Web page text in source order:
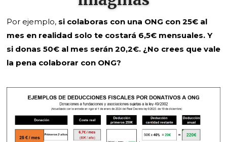
Por ejemplo, si colaboras con una ONG con 25€ al
mes en realidad solo te costará 6,5€ mensuales. Y
si donas 50€ al mes serán 20,2€. ¿No crees que vale
la pena colaborar con ONG?